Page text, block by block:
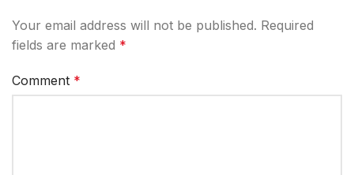
Your email address will not be published. Required
fields are marked *
Comment *